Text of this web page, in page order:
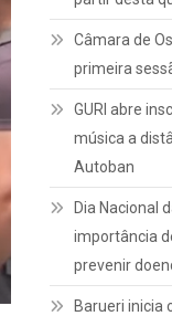
Câmara de
primeira
GURI abre
música a
Autoban
Dia Nacional
importância
prevenir
Barueri inicia